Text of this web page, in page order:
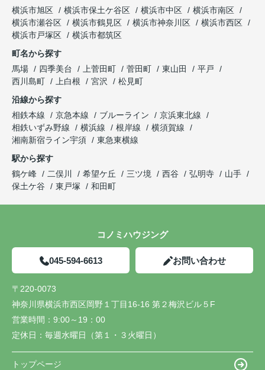
横浜市旭区
横浜市保土ケ谷区 横浜市中区
横浜市南区
横浜市瀬谷区
横浜市鶴見区 横浜市神奈川区
横浜市西区
横浜市戸塚区
横浜市都筑区
町名から探す
馬場
四季美台 上菅田町 菅田町 東山田
平戸
西川島町
上白根 宮沢
松見町
沿線から探す
相鉄本線
京急本線 ブルーライン
京浜東北線
相鉄いずみ野線
横浜線 根岸線
横須賀線
湘南新宿ライン宇須
東急東横線
駅から探す
鶴ケ峰
二俣川 希望ケ丘 三ツ境 西谷 弘明寺
山手
保土ケ谷
東戸塚 和田町
コノミハウジング
045-594-6613 お問い合わせ
〒220-0073
神奈川県横浜市西区岡野１丁目16-16 第２梅沢ビル５F
営業時間： 9:00～19：00
定休日： 毎週水曜日（第１・３火曜日）
トップページ